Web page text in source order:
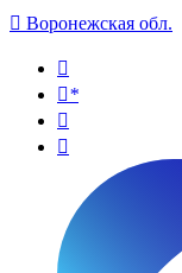
 Воронежская обл.

*

